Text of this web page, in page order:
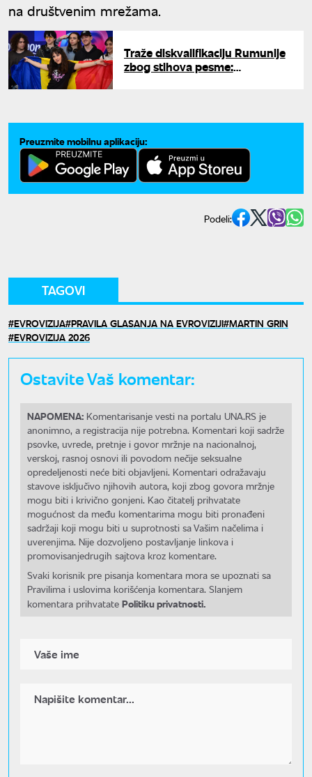
na društvenim mrežama.
Traže diskvalifikaciju Rumunije
zbog stihova pesme:
Preuzmite mobilnu aplikaciju:
Podeli:
TAGOVI
EVROVIZIJA PRAVILA GLASANJA NA EVROVIZIJI MARTIN GRIN
EVROVIZIJA 2026
Ostavite Vaš komentar:
NAPOMENA: Komentarisanje vesti na portalu UNA.RS je
anonimno, a registracija nije potrebna. Komentari koji sadrže
psovke, uvrede, pretnje i govor mržnje na nacionalnoj,
verskoj, rasnoj osnovi ili povodom nečije seksualne
opredeljenosti neće biti objavljeni. Komentari odražavaju
stavove isključivo njihovih autora, koji zbog govora mržnje
mogu biti i krivično gonjeni. Kao čitatelj prihvatate
mogućnost da među komentarima mogu biti pronađeni
sadržaji koji mogu biti u suprotnosti sa Vašim načelima i
uverenjima. Nije dozvoljeno postavljanje linkova i
promovisanjedrugih sajtova kroz komentare.
Svaki korisnik pre pisanja komentara mora se upoznati sa
Pravilima i uslovima korišćenja komentara. Slanjem
komentara prihvatate Politiku privatnosti.